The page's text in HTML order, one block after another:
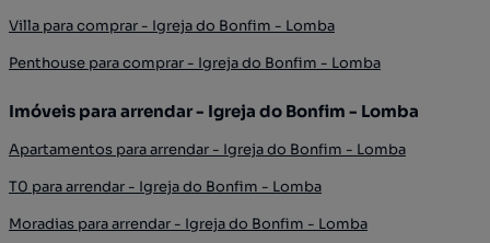
Villa para comprar - Igreja do Bonfim - Lomba
Penthouse para comprar - Igreja do Bonfim - Lomba
Imóveis para arrendar - Igreja do Bonfim - Lomba
Apartamentos para arrendar - Igreja do Bonfim - Lomba
T0 para arrendar - Igreja do Bonfim - Lomba
Moradias para arrendar - Igreja do Bonfim - Lomba